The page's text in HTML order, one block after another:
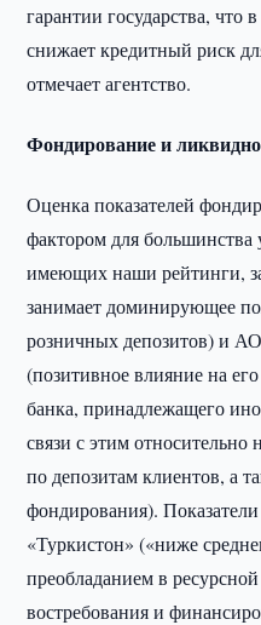
гарантии государства, что
снижает кредитный риск
отмечает агентство.
Фондирование и
Оценка показателей
фактором для большинства
имеющих наши рейтинги,
занимает доминирующее
розничных депозитов) и
(позитивное влияние на
банка, принадлежащего
связи с этим
по депозитам клиентов, а
фондирования).
«Туркистон» («ниже
преобладанием в
востребования и